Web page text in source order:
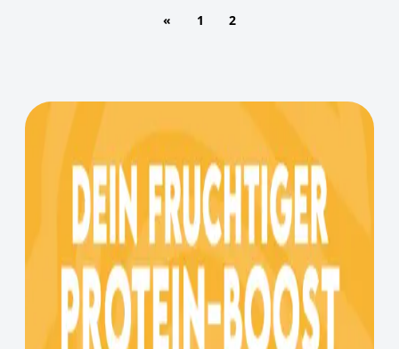
«
1 2